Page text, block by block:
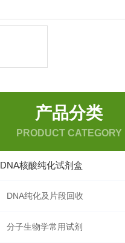
产品分类
PRODUCT CATEGORY
DNA核酸纯化试剂盒
DNA纯化及片段回收
分子生物学常用试剂